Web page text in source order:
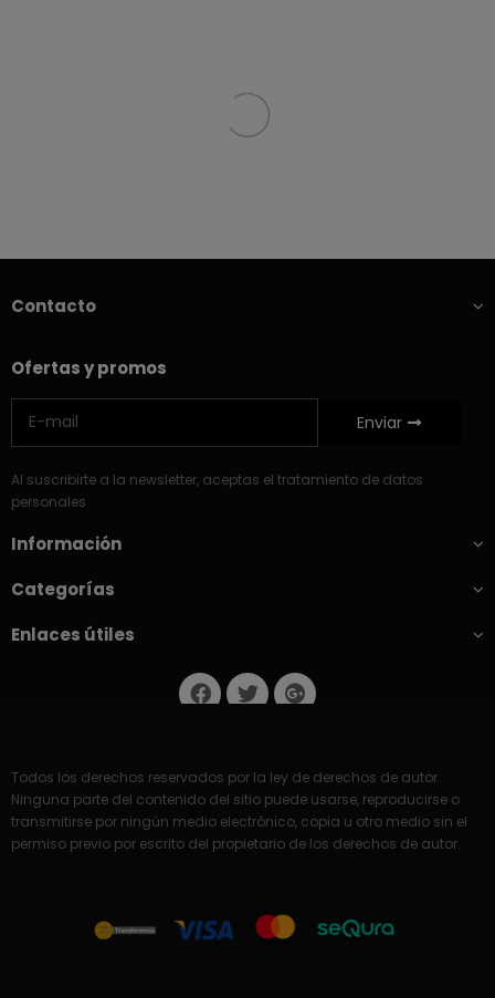
Contacto
Ofertas y promos
Enviar
Al suscribirte a la newsletter, aceptas el tratamiento de datos
personales
Información
Categorías
Enlaces útiles
Todos los derechos reservados por la ley de derechos de autor.
Ninguna parte del contenido del sitio puede usarse, reproducirse o
transmitirse por ningún medio electrónico, copia u otro medio sin el
permiso previo por escrito del propietario de los derechos de autor.